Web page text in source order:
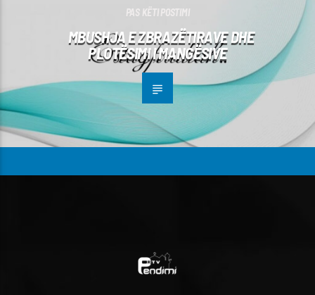
PAS KËTI POSTIMI
MBUSHJA E ZBRAZËTIRAVE DHE
PLOTËSIMI I MANGËSIVE